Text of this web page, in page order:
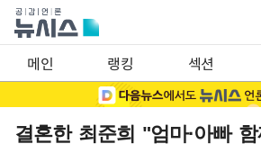
메인 랭킹 섹션
결혼한 최준희 "엄마·아빠